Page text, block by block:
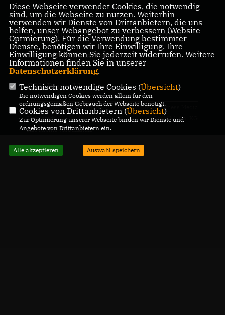
IMPRESSUM DATENSCHUTZ KONTAKT
CDU in Niedersachsen
CDU Deutschlands
© 2026 CDU Kreisverband
Helmstedt
Alle Rechte vorbehalten.
Realisation: Sharkness Media
GmbH & Co. KG
Diese Webseite verwendet Cookies, die notwendig
sind, um die Webseite zu nutzen. Weiterhin
verwenden wir Dienste von Drittanbietern, die uns
helfen, unser Webangebot zu verbessern (Website-
Optmierung). Für die Verwendung bestimmter
Dienste, benötigen wir Ihre Einwilligung. Ihre
Einwilligung können Sie jederzeit widerrufen. Weitere
Informationen finden Sie in unserer
Datenschutzerklärung.
Technisch notwendige Cookies (Übersicht)
Die notwendigen Cookies werden allein für den
ordnungsgemäßen Gebrauch der Webseite benötigt.
Cookies von Drittanbietern (Übersicht)
Zur Optimierung unserer Webseite binden wir Dienste und
Angebote von Drittanbietern ein.
Alle akzeptieren Auswahl speichern